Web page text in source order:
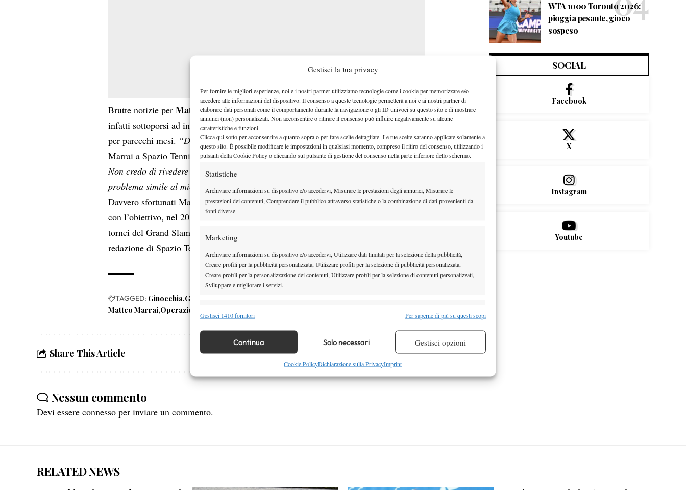
Gestisci la tua privacy
Per fornire le migliori esperienze, noi e i nostri partner utilizziamo tecnologie come i cookie per memorizzare e/o
accedere alle informazioni del dispositivo. Il consenso a queste tecnologie permetterà a noi e ai nostri partner di
elaborare dati personali come il comportamento durante la navigazione o gli ID univoci su questo sito e di mostrare
annunci (non) personalizzati. Non acconsentire o ritirare il consenso può influire negativamente su alcune
caratteristiche e funzioni.
Clicca qui sotto per acconsentire a quanto sopra o per fare scelte dettagliate. Le tue scelte saranno applicate solamente a
questo sito. È possibile modificare le impostazioni in qualsiasi momento, compreso il ritiro del consenso, utilizzando i
pulsanti della Cookie Policy o cliccando sul pulsante di gestione del consenso nella parte inferiore dello schermo.
Statistiche
Archiviare informazioni su dispositivo e/o accedervi, Misurare le prestazioni degli annunci, Misurare le
prestazioni dei contenuti, Comprendere il pubblico attraverso statistiche o la combinazione di dati provenienti da
fonti diverse.
Marketing
Archiviare informazioni su dispositivo e/o accedervi, Utilizzare dati limitati per la selezione della pubblicità,
Creare profili per la pubblicità personalizzata, Utilizzare profili per la selezione di pubblicità personalizzata,
Creare profili per la personalizzazione dei contenuti, Utilizzare profili per la selezione di contenuti personalizzati,
Sviluppare e migliorare i servizi.
Funzionalità
Identificare i dispositivi in base alle informazioni trasmesse automaticamente.
Garantire la sicurezza, prevenire e rilevare frodi, correggere errori,
Erogare e presentare pubblicità e contenuto, Salvare e comunicare le
Sempre attivo
Gestisci 1410 fornitori Per saperne di più su questi scopi
Continua Solo necessari Gestisci opzioni
Cookie PolicyDichiarazione sulla PrivacyImprint
Brutte notizie perMatteo MarraieLuca Vanni. I due tennisti italiani dovranno
infatti sottoporsi ad intervento chirurgico alle ginocchia e rischiano di rimanere fermi
per parecchi mesi. “Dovrò subire un doppio intervento alle ginocchia”– spiega
Marrai a Spazio Tennis –“per una serie di problemi al tendine rotuleo e al menisco.
Non credo di rivedere il campo, purtroppo, prima di 6 mesi. Anche Luca ha un
problema simile al mio e subirà anch’egli un intervento chirurgico.”
Davvero sfortunati Marrai e Vanni, che si preparano a vivere una stagione importante
con l’obiettivo, nel 2014 (ma forse anche prima), di partecipare alle qualificazioni dei
tornei del Grand Slam. Un grande in bocca al lupo ad entrambi da parte di tutta la
redazione di Spazio Tennis.
TAGGED: Ginocchia Ginocchio
Matteo Marrai Operazione
Share This Article
Nessun commento
Devi essere connesso per inviare un commento.
WTA 1000 Toronto 2026:
pioggia pesante, gioco
sospeso
SOCIAL
Facebook
X
Instagram
Youtube
RELATED NEWS